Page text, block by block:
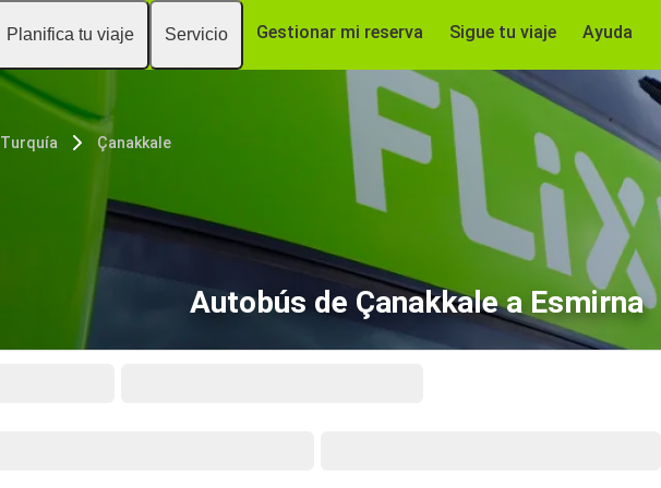
Planifica tu viaje Servicio Gestionar mi reserva Sigue tu viaje Ayuda
Turquía Çanakkale
Autobús de Çanakkale a Esmirna